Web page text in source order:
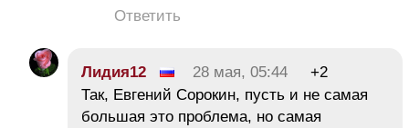
Ответить
Лидия12 28 мая, 05:44
+2
Так, Евгений Сорокин, пусть и не самая
большая это проблема, но самая